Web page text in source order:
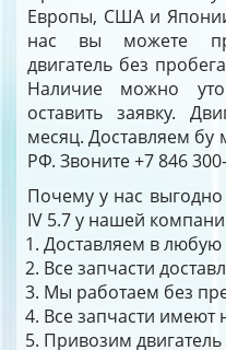
Европы, США и
нас вы можете
двигатель без
Наличие можно
оставить заявку.
месяц. Доставляем бу
РФ. Звоните +7 846
Почему у нас
IV 5.7 у нашей
Доставляем в
Все запчасти
Мы работаем без
Все запчасти
Привозим